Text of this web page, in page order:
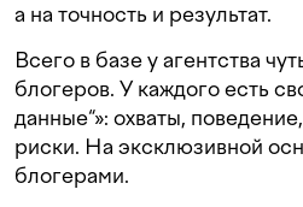
а на точность и результат.
Всего в базе у агентства
блогеров. У каждого есть
данные“»: охваты,
риски. На эксклюзивной
блогерами.